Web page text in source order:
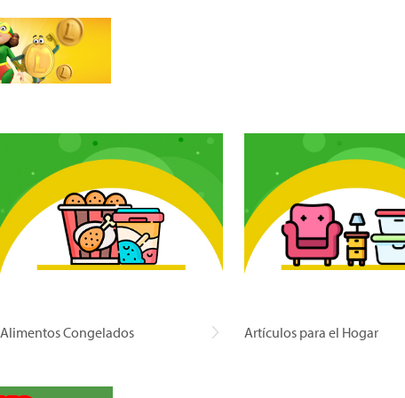
Alimentos Congelados Artículos para el Hogar